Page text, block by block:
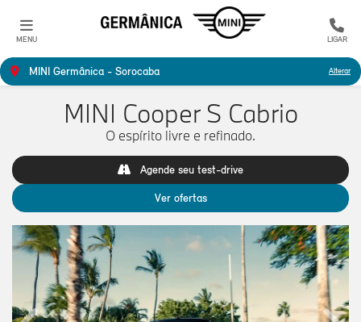
MENU LIGAR
MINI Germânica - Sorocaba Alterar
MINI Cooper S Cabrio
O espírito livre e refinado.
Agende seu test-drive
Ver ofertas